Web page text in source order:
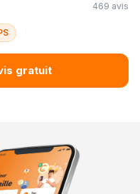
469 avis
gratuit